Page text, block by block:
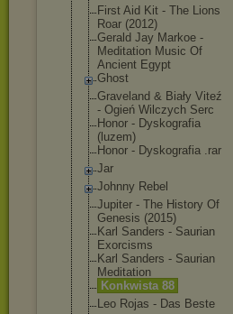
First Aid Kit - The Lions
Roar (2012)
Gerald Jay Markoe -
Meditation Music Of
Ancient Egypt
Ghost
Graveland & Biały Viteź
- Ogień Wilczych Serc
Honor - Dyskografia
(luzem)
Honor - Dyskografia .rar
Jar
Johnny Rebel
Jupiter - The History Of
Genesis (2015)
Karl Sanders - Saurian
Exorcisms
Karl Sanders - Saurian
Meditation
Konkwista 88
Leo Rojas - Das Beste